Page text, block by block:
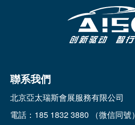
聯系我們
北京亞太瑞斯會展服務有限公司
電話：185 1832 3880 （微信同號）